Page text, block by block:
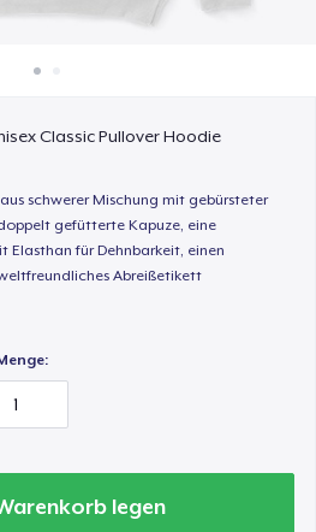
Classic Pullover Hoodie
schwerer Mischung mit gebürsteter
gefütterte Kapuze, eine
Elasthan für Dehnbarkeit, einen
Abreißetikett
legen